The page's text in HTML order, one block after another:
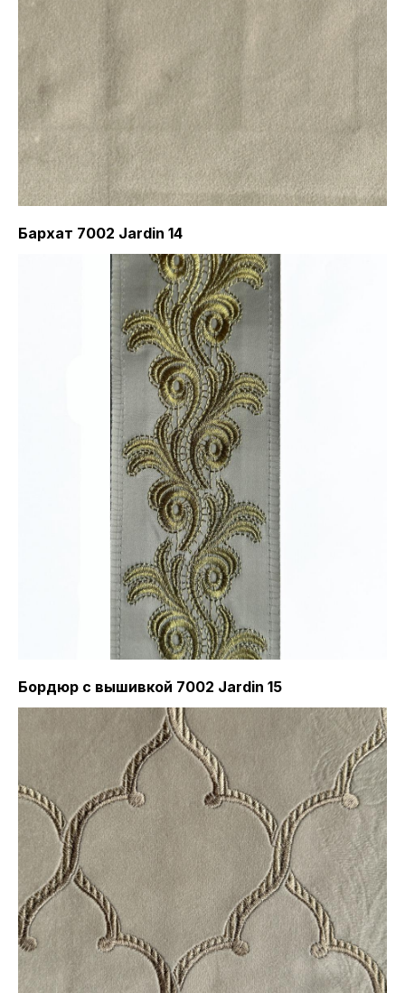
Бархат 7002 Jardin 14
Бордюр с вышивкой 7002 Jardin 15